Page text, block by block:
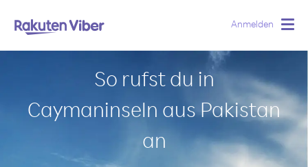
Anmelden
So rufst du in
Caymaninseln aus Pakistan
an